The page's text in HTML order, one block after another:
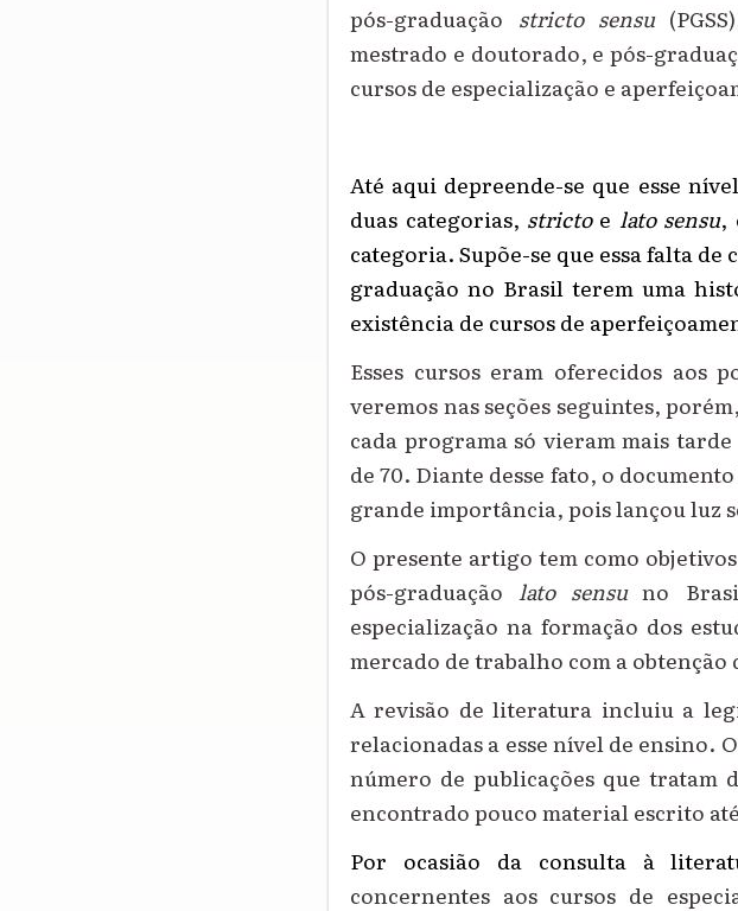
pós-graduação stricto sensu
mestrado e doutorado, e pós-
cursos de especialização e
Até aqui depreende-se que esse
duas categorias, stricto e lato sensu,
categoria. Supõe-se que essa falta
graduação no Brasil terem uma
existência de cursos de
Esses cursos eram oferecidos aos
veremos nasseções seguintes,
cada programa só vieram mais
de 70. Diante desse fato, o
grande importância, pois lançou luz
O presente artigo tem como
pós-graduação lato sensuno
especialização na formação dos
mercado de trabalho com a obtenção
A revisão de literatura incluiu a
relacionadas a esse nível de ensino.
número de publicações que tratam
encontrado pouco material escrito
Por ocasião da consulta à
concernentes aos cursos de